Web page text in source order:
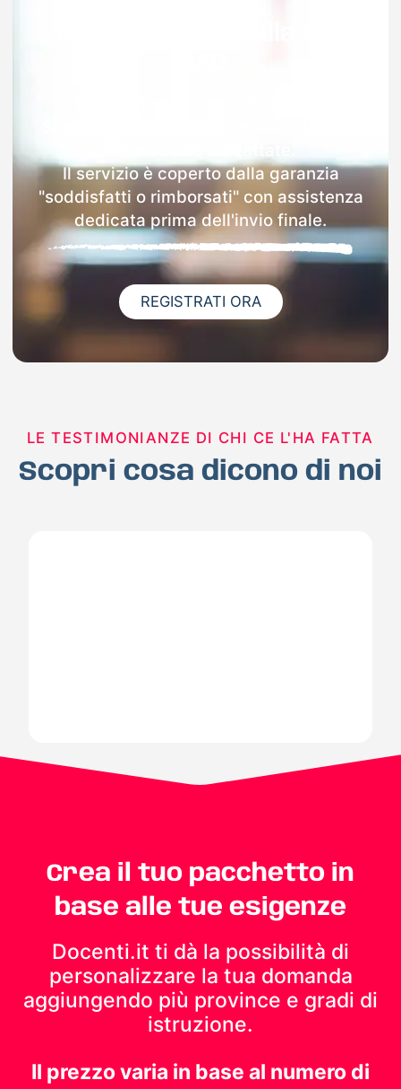
Il servizio è coperto dalla garanzia
"soddisfatti o rimborsati" con assistenza
dedicata prima dell'invio finale.
REGISTRATI ORA
LE TESTIMONIANZE DI CHI CE L'HA FATTA
Scopri cosa dicono di noi
Crea il tuo pacchetto in
base alle tue esigenze
Docenti.it ti dà la possibilità di
personalizzare la tua domanda
aggiungendo più province e gradi di
istruzione.
Il prezzo varia in base al numero di